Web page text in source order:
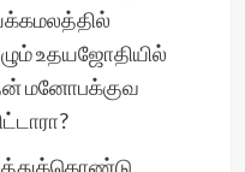
உதயஜோதியில்
மனோபக்குவ